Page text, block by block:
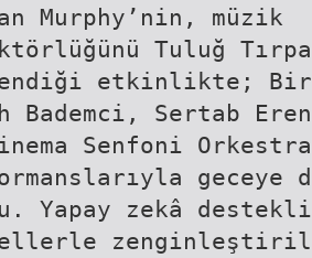
Murphy’nin, müzik
Tuluğ
etkinlikte;
Bademci, Sertab
Senfoni
geceye
Yapay zekâ